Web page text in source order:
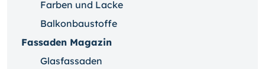
Farben und Lacke
Balkonbaustoffe
Fassaden Magazin
Glasfassaden